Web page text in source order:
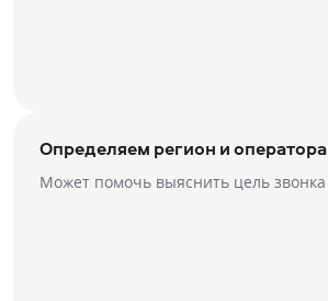
Определяем регион и оператора
Может помочь выяснить цель звонка